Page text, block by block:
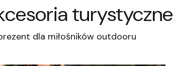
turystyczne
dla miłośników outdooru